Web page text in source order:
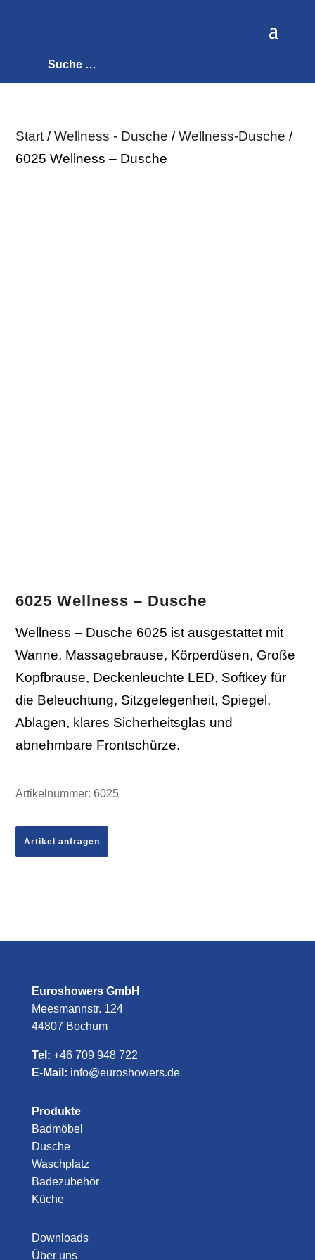
Start /Wellness - Dusche /Wellness-Dusche /
6025 Wellness – Dusche
6025 Wellness – Dusche
Wellness – Dusche 6025 ist ausgestattet mit
Wanne, Massagebrause, Körperdüsen, Große
Kopfbrause, Deckenleuchte LED, Softkey für
die Beleuchtung, Sitzgelegenheit, Spiegel,
Ablagen, klares Sicherheitsglas und
abnehmbare Frontschürze.
Artikelnummer:6025
Artikel anfragen
Euroshowers GmbH
Meesmannstr. 124
44807 Bochum
Tel: +46 709 948 722
E-Mail: info@euroshowers.de
Produkte
Badmöbel
Dusche
Waschplatz
Badezubehör
Küche
Downloads
Über uns